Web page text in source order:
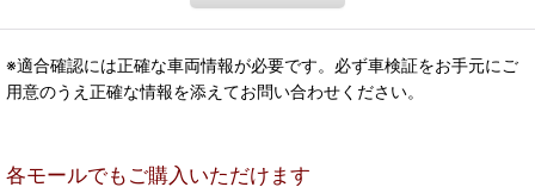
※適合確認には正確な車両情報が必要です。必ず車検証をお手元にご
用意のうえ正確な情報を添えてお問い合わせください。
各モールでもご購入いただけます